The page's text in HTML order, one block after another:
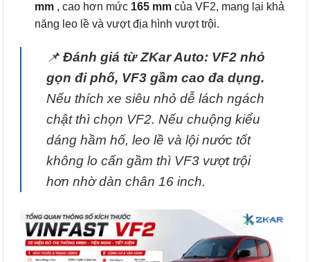
mm , cao hơn mức 165 mm của VF2, mang lại khả
năng leo lề và vượt địa hình vượt trội.
📌 Đánh giá từ ZKar Auto: VF2 nhỏ
gọn đi phố, VF3 gầm cao đa dụng.
Nếu thích xe siêu nhỏ dễ lách ngách
chật thì chọn VF2. Nếu chuộng kiểu
dáng hầm hố, leo lề và lội nước tốt
không lo cấn gầm thì VF3 vượt trội
hơn nhờ dàn chân 16 inch.